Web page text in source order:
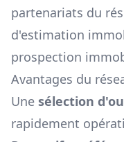
partenariats du
d'estimation
prospection
Avantages du
Une sélection
rapidement